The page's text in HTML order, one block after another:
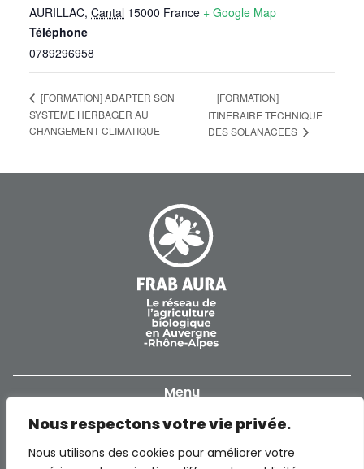
Nous respectons votre vie privée.
Nous utilisons des cookies pour améliorer votre
AURILLAC, Cantal 15000 France + Google Map
Téléphone
0789296958
[FORMATION] ADAPTER SON
SYSTEME HERBAGER AU
CHANGEMENT CLIMATIQUE
[FORMATION]
ITINERAIRE TECHNIQUE
DES SOLANACEES
Menu
Accueil
Notre réseau